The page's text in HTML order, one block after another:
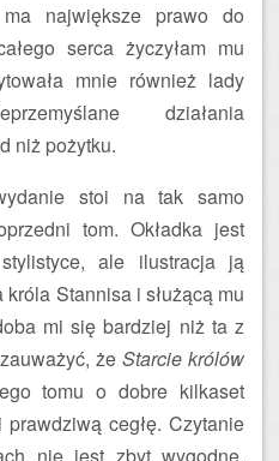
największe prawo do
serca życzyłam mu
mnie również lady
działania
niż pożytku.
stoi na tak samo
tom. Okładka jest
ale ilustracja ją
Stannisa i służącą mu
mi się bardziej niż ta z
że Starcie królów
tomu o dobre kilkaset
cegłę. Czytanie